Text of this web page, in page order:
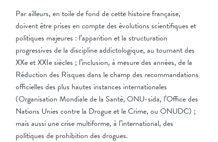
Par ailleurs, en toile de fond de cette histoire française,
doivent être prises en compte des évolutions scientifiques et
politiques majeures : l’apparition et la structuration
progressives de la discipline addictologique, au tournant des
XXe et XXIe siècles ; l’inclusion, à mesure des années, de la
Réduction des Risques dans le champ des recommandations
officielles des plus hautes instances internationales
(Organisation Mondiale de la Santé, ONU-sida, l’Office des
Nations Unies contre la Drogue et le Crime, ou ONUDC) ;
mais aussi une crise multiforme, à l’international, des
politiques de prohibition des drogues.